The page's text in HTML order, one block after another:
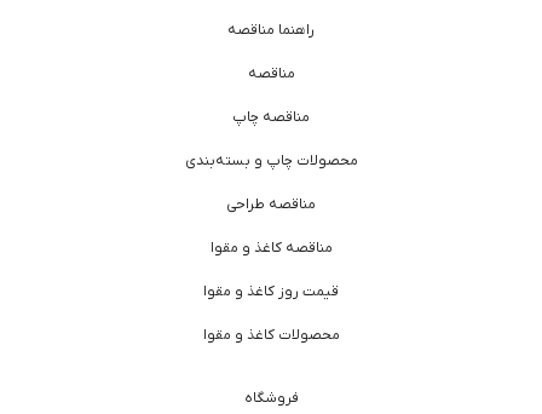
راهنما مناقصه
مناقصه
مناقصه چاپ
محصولات چاپ و بسته‌بندی
مناقصه طراحی
مناقصه کاغذ و مقوا
قیمت روز کاغذ و مقوا
محصولات کاغذ و مقوا
فروشگاه